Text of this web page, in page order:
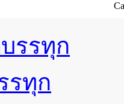
รรทุก
รทุก